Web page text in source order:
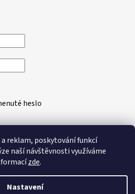
reklam, poskytování funkcí
naší návštěvnosti využíváme
zde.
Nastavení
heslo
platby